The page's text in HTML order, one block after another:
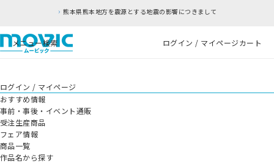
熊本県熊本地方を震源とする地震の影響につきまして
メニュー検索 ログイン / マイページカート
ログイン / マイページ
おすすめ情報
事前・事後・イベント通販
受注生産商品
フェア情報
商品一覧
作品名から探す